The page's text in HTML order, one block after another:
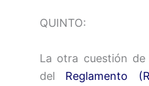
QUINTO:
La otra cuestión
del Reglamento